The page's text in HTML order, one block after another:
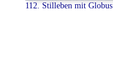
112. Stilleben mit Globus